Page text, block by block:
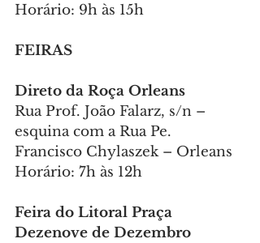
Horário: 9h às 15h
FEIRAS
Direto da Roça Orleans
Rua Prof. João Falarz, s/n –
esquina com a Rua Pe.
Francisco Chylaszek – Orleans
Horário: 7h às 12h
Feira do Litoral Praça
Dezenove de Dezembro